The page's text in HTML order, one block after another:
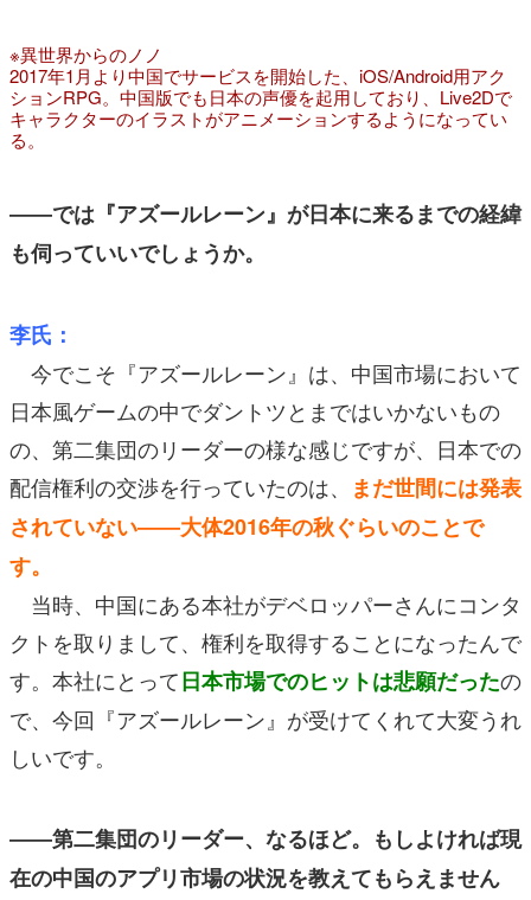
※異世界からのノノ
2017年1月より中国でサービスを開始した、iOS/Android用アク
ションRPG。中国版でも日本の声優を起用しており、Live2Dで
キャラクターのイラストがアニメーションするようになってい
る。
――では『アズールレーン』が日本に来るまでの経緯
も伺っていいでしょうか。
李氏：
今でこそ『アズールレーン』は、中国市場において
日本風ゲームの中でダントツとまではいかないもの
の、第二集団のリーダーの様な感じですが、日本での
配信権利の交渉を行っていたのは、
まだ世間には発表
されていない――大体2016年の秋ぐらいのことで
す。
当時、中国にある本社がデベロッパーさんにコンタ
クトを取りまして、権利を取得することになったんで
す。本社にとって日本市場でのヒットは悲願だったの
で、今回『アズールレーン』が受けてくれて大変うれ
しいです。
――第二集団のリーダー、なるほど。もしよければ現
在の中国のアプリ市場の状況を教えてもらえません